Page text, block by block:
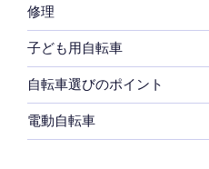
修理
子ども用自転車
自転車選びのポイント
電動自転車